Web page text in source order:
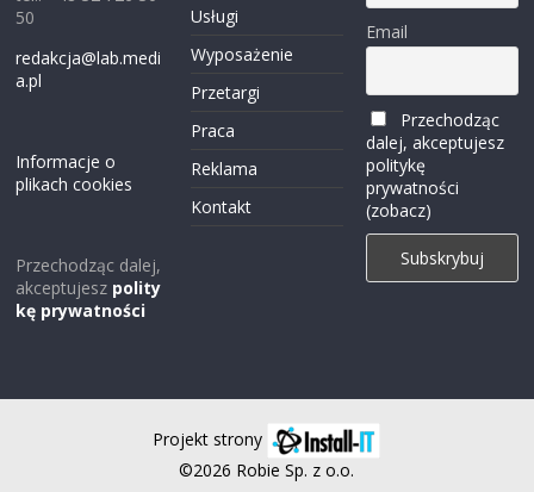
50
redakcja@lab.medi
a.pl
Informacje o
plikach cookies
Przechodząc dalej,
akceptujesz polity
kę prywatności
Usługi
Wyposażenie
Przetargi
Praca
Reklama
Kontakt
Email
Przechodząc
dalej, akceptujesz
politykę
prywatności
(zobacz)
Projekt strony
©2026 Robie Sp. z o.o.